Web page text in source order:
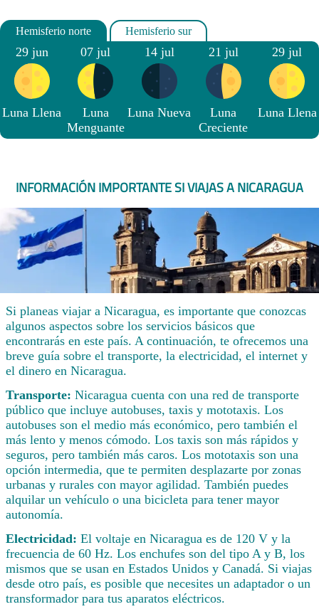
29 jun
Luna Llena
07 jul
Luna
Menguante
14 jul
Luna Nueva
21 jul
Luna
Creciente
29 jul
Luna Llena
INFORMACIÓN IMPORTANTE SI VIAJAS A NICARAGUA
Si planeas viajar a Nicaragua, es importante que conozcas
algunos aspectos sobre los servicios básicos que
encontrarás en este país. A continuación, te ofrecemos una
breve guía sobre el transporte, la electricidad, el internet y
el dinero en Nicaragua.
Transporte: Nicaragua cuenta con una red de transporte
público que incluye autobuses, taxis y mototaxis. Los
autobuses son el medio más económico, pero también el
más lento y menos cómodo. Los taxis son más rápidos y
seguros, pero también más caros. Los mototaxis son una
opción intermedia, que te permiten desplazarte por zonas
urbanas y rurales con mayor agilidad. También puedes
alquilar un vehículo o una bicicleta para tener mayor
autonomía.
Electricidad: El voltaje en Nicaragua es de 120 V y la
frecuencia de 60 Hz. Los enchufes son del tipo A y B, los
mismos que se usan en Estados Unidos y Canadá. Si viajas
desde otro país, es posible que necesites un adaptador o un
transformador para tus aparatos eléctricos.